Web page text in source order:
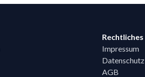
Rechtliches
Impressum
Datenschutz
AGB